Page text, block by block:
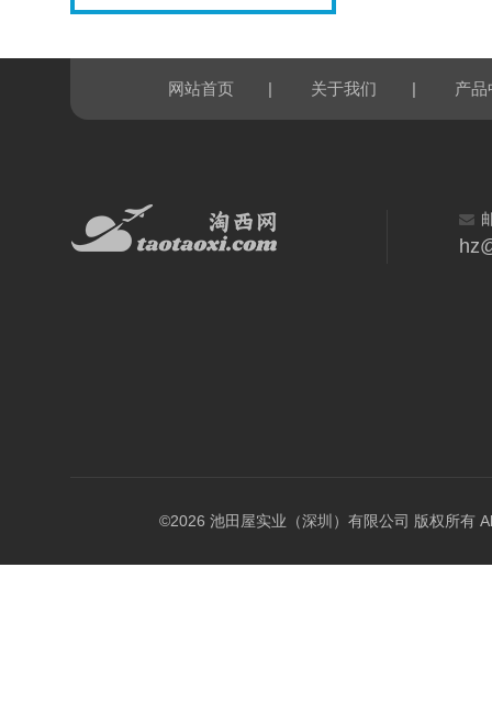
网站首页 | 关于我们 | 产品
©2026 池田屋实业（深圳）有限公司 版权所有